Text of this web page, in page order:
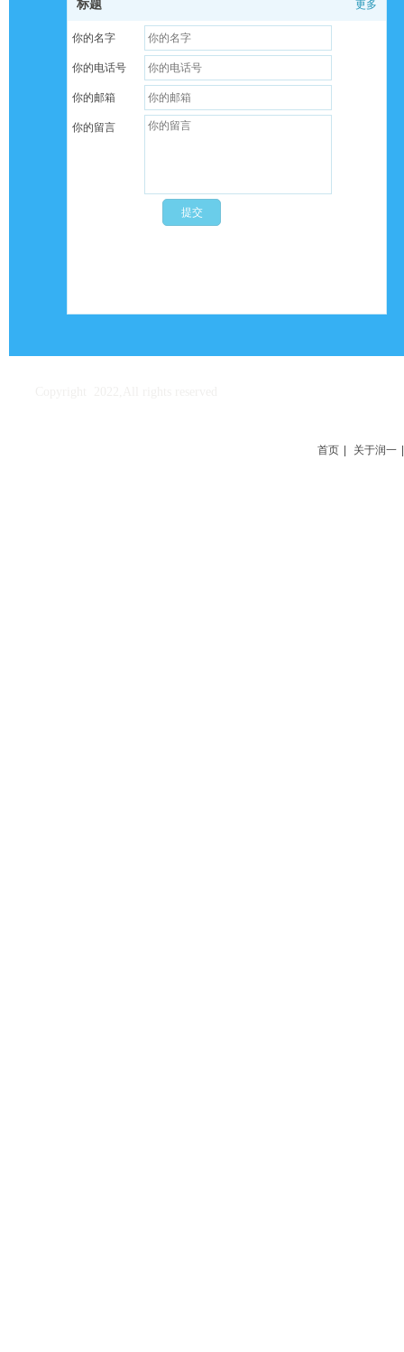
标题 更多
你的名字
你的电话号
你的邮箱
你的留言
首页 关于润一